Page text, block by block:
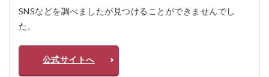
SNSなどを調べましたが見つけることができませんでし
た。
公式サイトへ